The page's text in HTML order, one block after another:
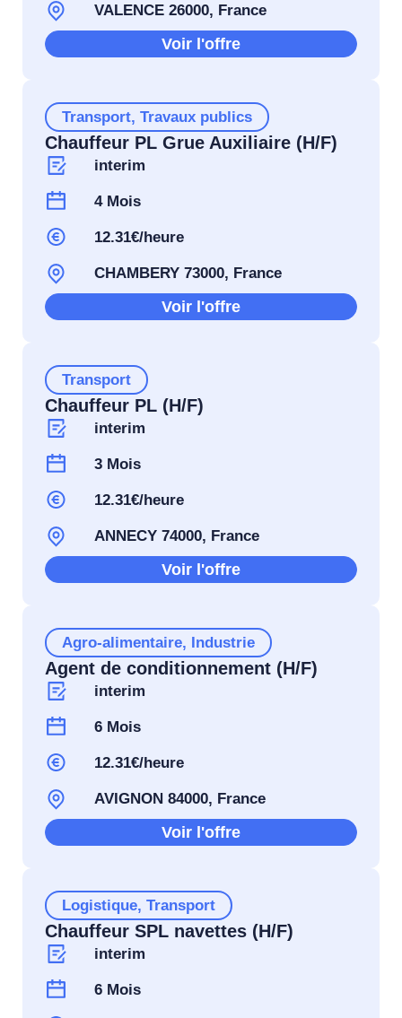
VALENCE 26000, France
Voir l'offre
Transport, Travaux publics
Chauffeur PL Grue Auxiliaire (H/F)
interim
4 Mois
12.31€/heure
CHAMBERY 73000, France
Voir l'offre
Transport
Chauffeur PL (H/F)
interim
3 Mois
12.31€/heure
ANNECY 74000, France
Voir l'offre
Agro-alimentaire, Industrie
Agent de conditionnement (H/F)
interim
6 Mois
12.31€/heure
AVIGNON 84000, France
Voir l'offre
Logistique, Transport
Chauffeur SPL navettes (H/F)
interim
6 Mois